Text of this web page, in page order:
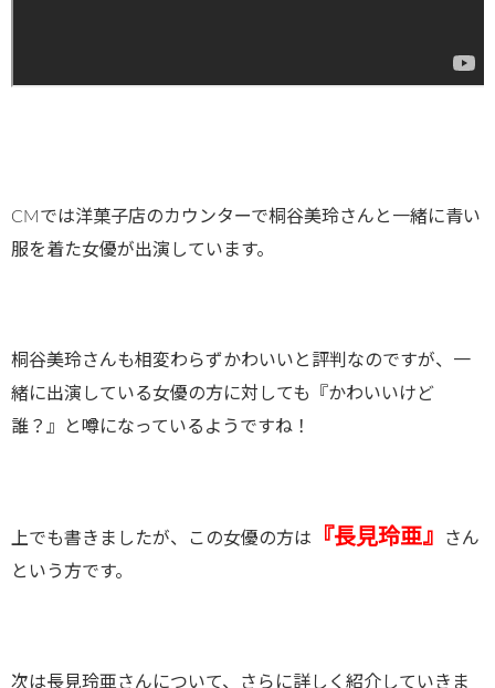
CMでは洋菓子店のカウンターで桐谷美玲さんと一緒に青い
服を着た女優が出演しています。
桐谷美玲さんも相変わらずかわいいと評判なのですが、一
緒に出演している女優の方に対しても『かわいいけど
誰？』と噂になっているようですね！
上でも書きましたが、この女優の方は 『長見玲亜』
さん
という方です。
次は長見玲亜さんについて、さらに詳しく紹介していきま